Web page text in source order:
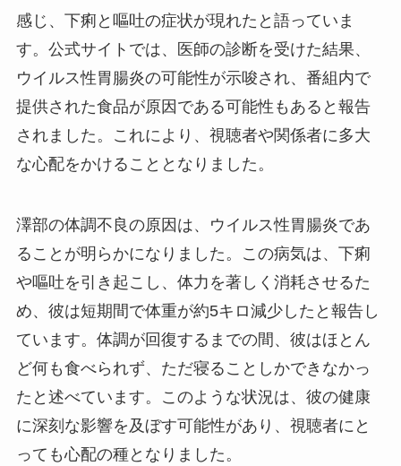
感じ、下痢と嘔吐の症状が現れたと語っていま
す。公式サイトでは、医師の診断を受けた結果、
ウイルス性胃腸炎の可能性が示唆され、番組内で
提供された食品が原因である可能性もあると報告
されました。これにより、視聴者や関係者に多大
な心配をかけることとなりました。
澤部の体調不良の原因は、ウイルス性胃腸炎であ
ることが明らかになりました。この病気は、下痢
や嘔吐を引き起こし、体力を著しく消耗させるた
め、彼は短期間で体重が約5キロ減少したと報告し
ています。体調が回復するまでの間、彼はほとん
ど何も食べられず、ただ寝ることしかできなかっ
たと述べています。このような状況は、彼の健康
に深刻な影響を及ぼす可能性があり、視聴者にと
っても心配の種となりました。